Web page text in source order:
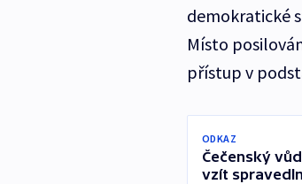
demokratické
Místo
přístup v
ODKAZ
Čečenský
vzít